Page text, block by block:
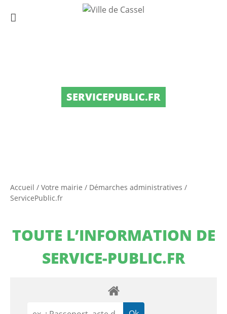
SERVICEPUBLIC.FR
Accueil / Votre mairie / Démarches administratives /
ServicePublic.fr
TOUTE L’INFORMATION DE
SERVICE-PUBLIC.FR